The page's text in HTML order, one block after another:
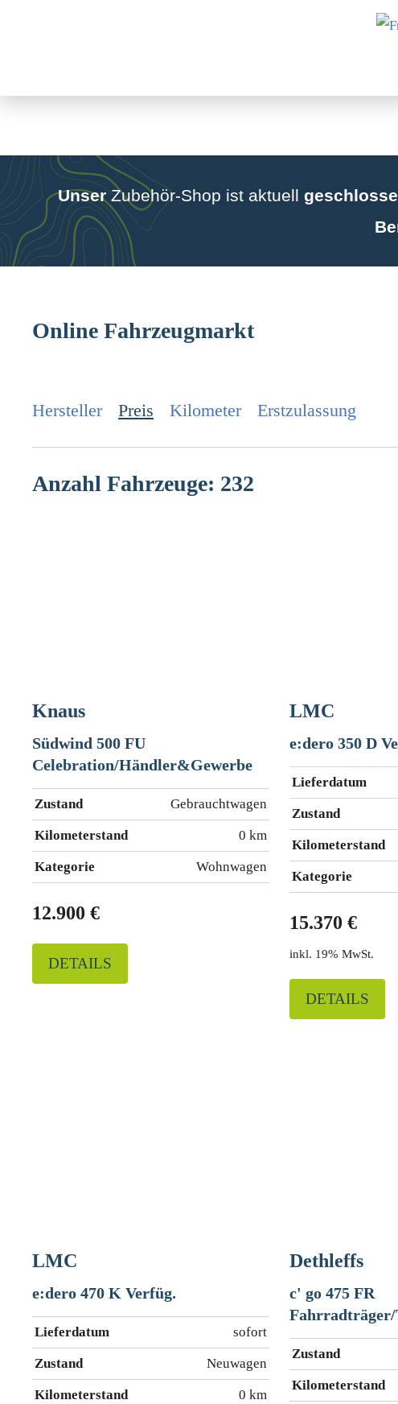
Inhalt
UnserZubehör-Shop ist aktuell
Online Fahrzeugmarkt
Hersteller Preis Kilometer Erstzulassung
Anzahl Fahrzeuge: 232
Knaus
Südwind 500 FU
Celebration/Händler&Gewerbe
Zustand Gebrauchtwagen
Kilometerstand 0 km
Kategorie Wohnwagen
12.900 €
DETAILS
LMC
e:dero 350 D
Lieferdatum
Zustand
Kilometerstand
Kategorie
15.370 €
19% MwSt.
DETAILS
LMC
e:dero 470 K Verfüg.
Lieferdatum sofort
Zustand Neuwagen
Kilometerstand 0 km
Dethleffs
c' go 475 FR
Zustand
Kilometerstand